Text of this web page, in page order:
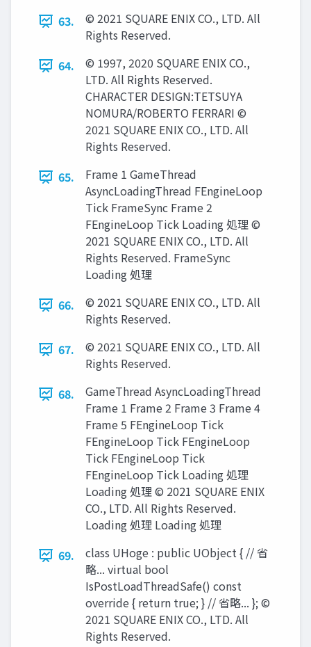
63.
© 2021 SQUARE ENIX CO., LTD. All
Rights Reserved.
64.
© 1997, 2020 SQUARE ENIX CO.,
LTD. All Rights Reserved.
CHARACTER DESIGN:TETSUYA
NOMURA/ROBERTO FERRARI ©
2021 SQUARE ENIX CO., LTD. All
Rights Reserved.
65.
Frame 1 GameThread
AsyncLoadingThread FEngineLoop
Tick FrameSync Frame 2
FEngineLoop Tick Loading 処理 ©
2021 SQUARE ENIX CO., LTD. All
Rights Reserved. FrameSync
Loading 処理
66.
© 2021 SQUARE ENIX CO., LTD. All
Rights Reserved.
67.
© 2021 SQUARE ENIX CO., LTD. All
Rights Reserved.
68.
GameThread AsyncLoadingThread
Frame 1 Frame 2 Frame 3 Frame 4
Frame 5 FEngineLoop Tick
FEngineLoop Tick FEngineLoop
Tick FEngineLoop Tick
FEngineLoop Tick Loading 処理
Loading 処理 © 2021 SQUARE ENIX
CO., LTD. All Rights Reserved.
Loading 処理 Loading 処理
69.
class UHoge : public UObject { // 省
略... virtual bool
IsPostLoadThreadSafe() const
override { return true; } // 省略... }; ©
2021 SQUARE ENIX CO., LTD. All
Rights Reserved.